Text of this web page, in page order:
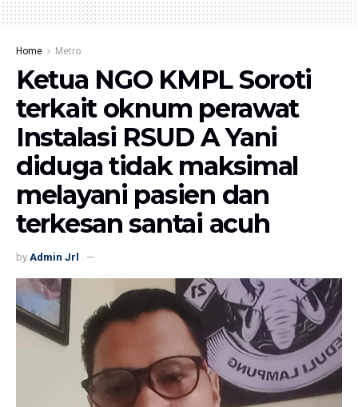
Home Metro
Ketua NGO KMPL Soroti
terkait oknum perawat
Instalasi RSUD A Yani
diduga tidak maksimal
melayani pasien dan
terkesan santai acuh
by Admin Jrl